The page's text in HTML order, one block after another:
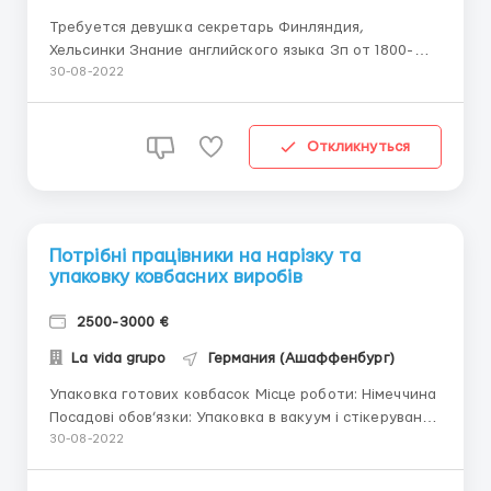
Требуется девушка секретарь Финляндия,
Хельсинки Знание английского языка Зп от 1800-
2000 евро в месяц, график работы с 9 до 19, суббота
30-08-2022
Откликнуться
Потрібні працівники на нарізку та
упаковку ковбасних виробів
2500-3000 €
La vida grupo Германия (Ашаффенбург)
Упаковка готових ковбасок Місце роботи: Німеччина
Посадові обов’язки: Упаковка в вакуум і стікерування
продукції; Упаковка салямі, шинки, та різні нарізки
30-08-2022